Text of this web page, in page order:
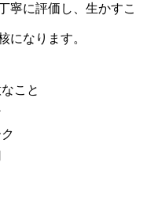
寧に評価し、生かすこ
になります。
こと